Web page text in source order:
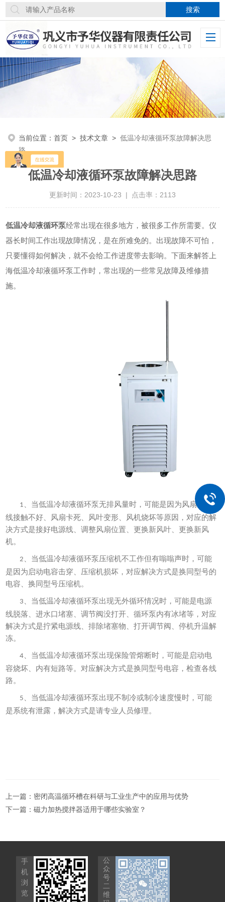
当前位置：首页 >技术文章 >低温冷却液循环泵故障解决思
路
低温冷却液循环泵故障解决思路
更新时间：2023-10-23 | 点击率：2113
低温冷却液循环泵经常出现在很多地方，被很多工作所需要。仪
器长时间工作出现故障情况，是在所难免的。出现故障不可怕，
只要懂得如何解决，就不会给工作进度带去影响。下面来解答上
海低温冷却液循环泵工作时，常出现的一些常见故障及维修措
施。
1
、当低温冷却液循环泵无排风量时，可能是因为风扇电源
线接触不好、风扇卡死、风叶变形、风机烧坏等原因，对应的解
决方式是接好电源线、调整风扇位置、更换新风叶、更换新风
机。
2
、当低温冷却液循环泵压缩机不工作但有嗡嗡声时，可能
是因为启动电容击穿、压缩机损坏，对应解决方式是换同型号的
电容、换同型号压缩机。
3
、当低温冷却液循环泵出现无外循环情况时，可能是电源
线脱落、进水口堵塞、调节阀没打开、循环泵内有冰堵等，对应
解决方式是拧紧电源线、排除堵塞物、打开调节阀、停机升温解
冻。
4 、当低温冷却液循环泵出现保险管熔断时，可能是启动电
容烧坏、内有短路等。对应解决方式是换同型号电容，检查各线
路。
5
、当低温冷却液循环泵出现不制冷或制冷速度慢时，可能
是系统有泄露，解决方式是请专业人员修理。
上一篇： 密闭高温循环槽在科研与工业生产中的应用与优势
下一篇：磁力加热搅拌器适用于哪些实验室？
手
机
浏
览
公
众
号
二
维